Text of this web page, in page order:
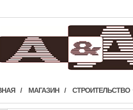
МАГАЗИН СТРОИТЕЛЬСТВО